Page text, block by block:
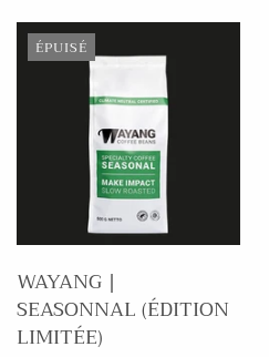
ÉPUISÉ
WAYANG |
SEASONNAL (ÉDITION
LIMITÉE)